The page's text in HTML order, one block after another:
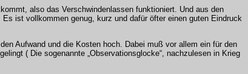
also das Verschwindenlassen funktioniert. Und aus den
ist vollkommen genug, kurz und dafür öfter einen guten Eindruck
Aufwand und die Kosten hoch. Dabei muß vor allem ein für den
( Die sogenannte „Observationsglocke“, nachzulesen in Krieg